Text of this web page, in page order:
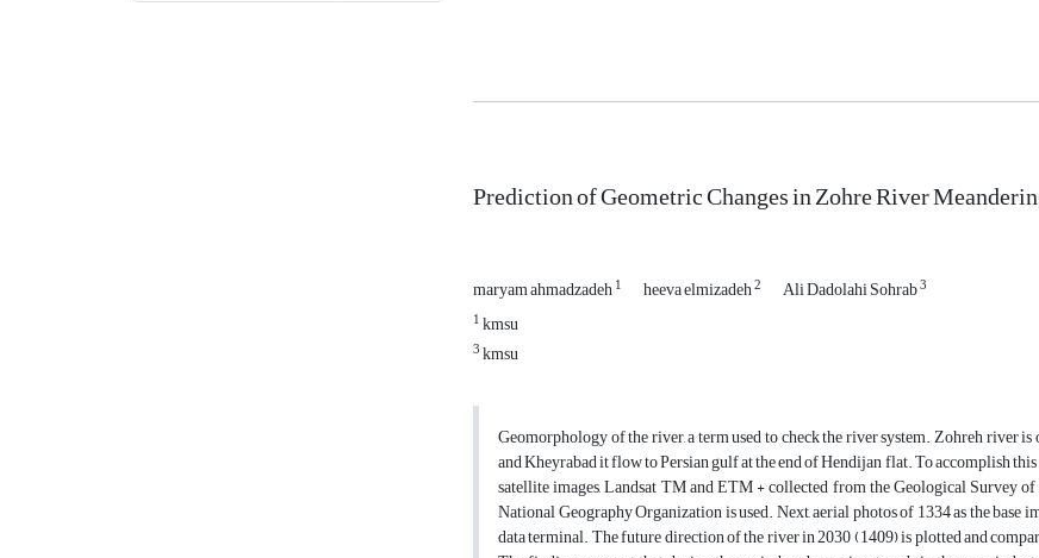
Prediction of Geometric Changes in Zohre River
maryam ahmadzadeh1 heeva elmizadeh2 Ali Dadolahi Sohrab3
1kmsu
3kmsu
Geomorphology of the river, a term used to check the river system. Zohreh river
and Kheyrabad it flow to Persian gulf at the end of Hendijan flat. To accomplish
satellite images, Landsat TM and ETM + collected from the Geological Survey
National Geography Organization is used. Next, aerial photos of 1334 as the base
data terminal. The future direction of the river in 2030 (1409) is plotted and